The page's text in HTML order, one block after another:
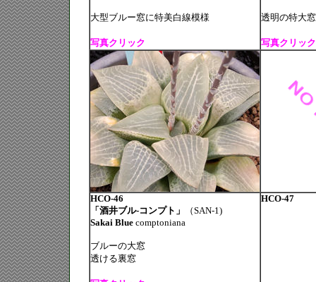
大型ブルー窓に特美白線模様
写真クリック
透明の特大
写真クリック
HCO-46
「酒井ブル-コンプト」
（SAN-1)
Sakai Bluecomptoniana
ブルーの大窓
透ける裏窓
HCO-47